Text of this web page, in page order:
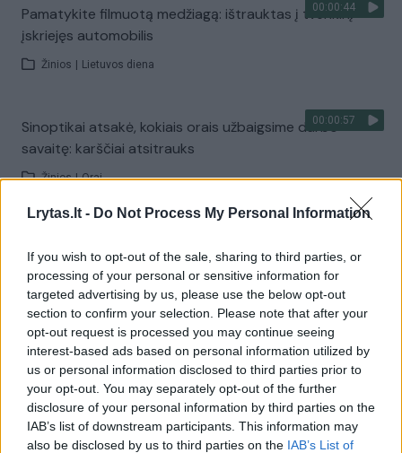
Lrytas.lt - Do Not Process My Personal Information
If you wish to opt-out of the sale, sharing to third parties, or
processing of your personal or sensitive information for
targeted advertising by us, please use the below opt-out
section to confirm your selection. Please note that after your
opt-out request is processed you may continue seeing
interest-based ads based on personal information utilized by
us or personal information disclosed to third parties prior to
your opt-out. You may separately opt-out of the further
disclosure of your personal information by third parties on the
IAB’s list of downstream participants. This information may
also be disclosed by us to third parties on the IAB’s List of
00:00:44
Pamatykite filmuotą medžiagą: ištrauktas į tvenkinį
įskriejęs automobilis
Žinios Lietuvos diena
00:00:57
Sinoptikai atsakė, kokiais orais užbaigsime darbo
savaitę: karščiai atsitrauks
Žinios | Orai
Žiūrimiausi įrašai
00:00:30
Vaizdai iš tragiškos avarijos Vilniaus r.: dviejų moterų ir
vaiko gyvybių išgelbėti nepavyko
Žinios | Lietuvos diena